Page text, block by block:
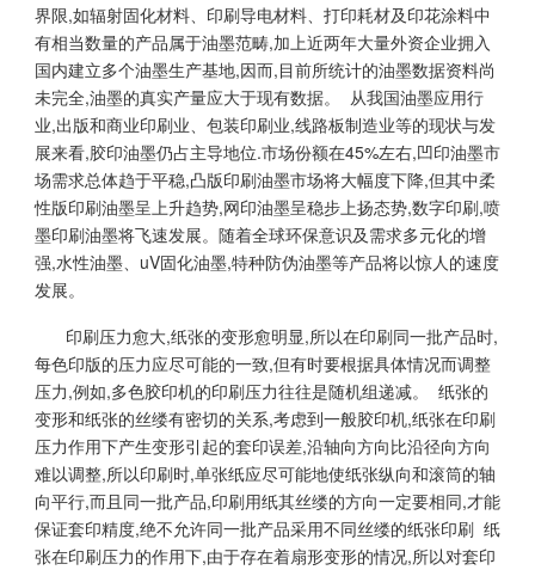
界限,如辐射固化材料、印刷导电材料、打印耗材及印花涂料中
有相当数量的产品属于油墨范畴,加上近两年大量外资企业拥入
国内建立多个油墨生产基地,因而,目前所统计的油墨数据资料尚
未完全,油墨的真实产量应大于现有数据。 从我国油墨应用行
业,出版和商业印刷业、包装印刷业,线路板制造业等的现状与发
展来看,胶印油墨仍占主导地位.市场份额在45%左右,凹印油墨市
场需求总体趋于平稳,凸版印刷油墨市场将大幅度下降,但其中柔
性版印刷油墨呈上升趋势,网印油墨呈稳步上扬态势,数字印刷,喷
墨印刷油墨将飞速发展。随着全球环保意识及需求多元化的增
强,水性油墨、uV固化油墨,特种防伪油墨等产品将以惊人的速度
发展。
印刷压力愈大,纸张的变形愈明显,所以在印刷同一批产品时,
每色印版的压力应尽可能的一致,但有时要根据具体情况而调整
压力,例如,多色胶印机的印刷压力往往是随机组递减。 纸张的
变形和纸张的丝缕有密切的关系,考虑到一般胶印机,纸张在印刷
压力作用下产生变形引起的套印误差,沿轴向方向比沿径向方向
难以调整,所以印刷时,单张纸应尽可能地使纸张纵向和滚筒的轴
向平行,而且同一批产品,印刷用纸其丝缕的方向一定要相同,才能
保证套印精度,绝不允许同一批产品采用不同丝缕的纸张印刷 纸
张在印刷压力的作用下,由于存在着扇形变形的情况,所以对套印